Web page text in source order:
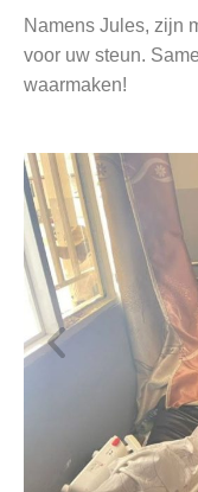
Namens Jules, zijn
voor uw steun.
waarmaken!